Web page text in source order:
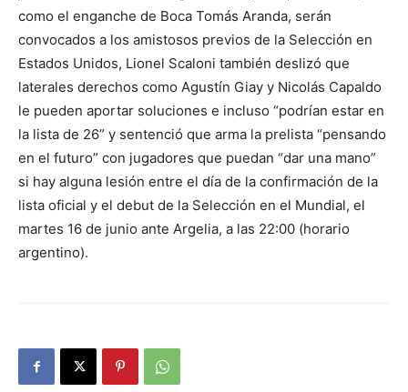
como el enganche de Boca Tomás Aranda, serán
convocados a los amistosos previos de la Selección en
Estados Unidos, Lionel Scaloni también deslizó que
laterales derechos como Agustín Giay y Nicolás Capaldo
le pueden aportar soluciones e incluso “podrían estar en
la lista de 26” y sentenció que arma la prelista “pensando
en el futuro” con jugadores que puedan “dar una mano”
si hay alguna lesión entre el día de la confirmación de la
lista oficial y el debut de la Selección en el Mundial, el
martes 16 de junio ante Argelia, a las 22:00 (horario
argentino).